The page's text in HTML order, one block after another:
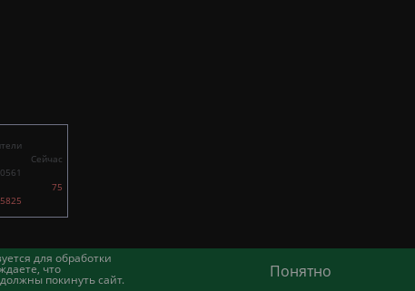
для обработки
что
покинуть сайт. Понятно
5825
Сейчас
75